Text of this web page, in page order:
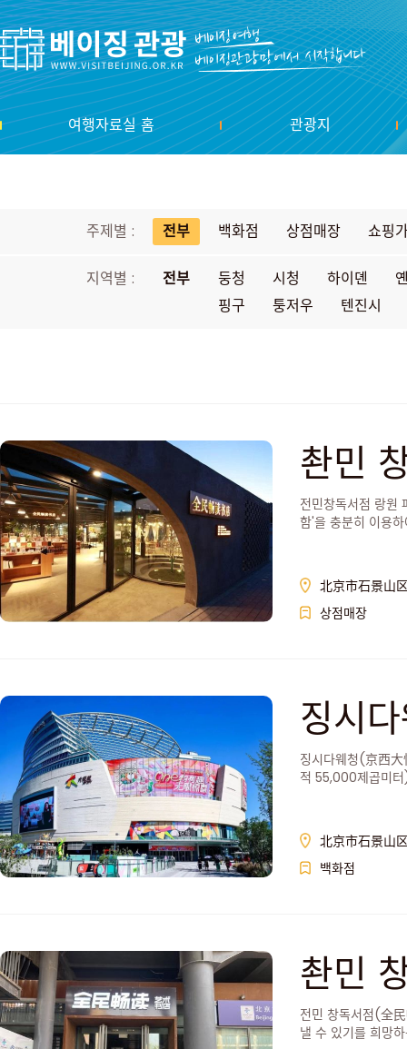
여행자료실 홈 관광지
주제별 : 전부 백화점 상점매장 쇼핑
지역별 : 전부 둥청 시청 하이뎬
핑구
퉁저우 텐진시
촨민
전민창독서점 랑원
함'을 충분히 이용
北京市石景山
상점매장
징시
징시다웨청(京西大
적 55,000제곱미터
北京市石景山
백화점
촨민
전민 창독서점(全
낼 수 있기를 희망